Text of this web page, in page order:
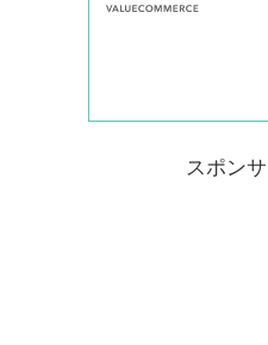
スポン